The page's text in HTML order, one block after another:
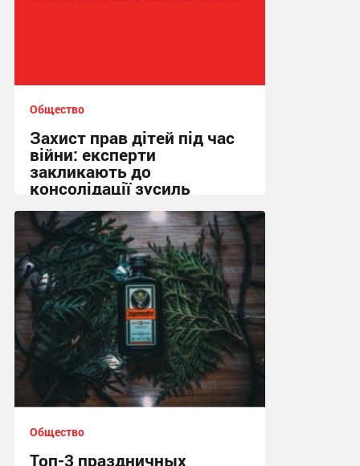
Общество
Захист прав дітей під час
війни: експерти
закликають до
консолідації зусиль
13:01, 15.02.2026
Общество
Топ-3 праздничных